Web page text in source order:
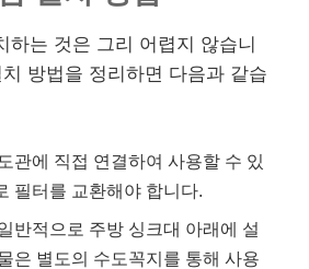
하는 것은 그리 어렵지 않습니
방법을 정리하면 다음과 같습
관에 직접 연결하여 사용할 수 있
필터를 교환해야 합니다.
반적으로 주방 싱크대 아래에 설
은 별도의 수도꼭지를 통해 사용